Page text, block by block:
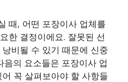
때, 어떤 포장이사 업체를
한 결정이에요. 잘못된 선
비될 수 있기 때문에 신중
음의 요소들은 포장이사 업
꼭 살펴보아야 할 사항들